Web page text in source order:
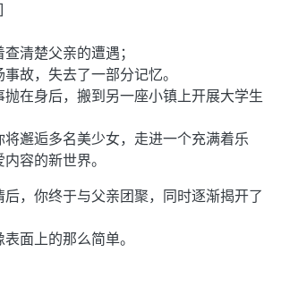
清楚父亲的遭遇；
故，失去了一部分记忆。
在身后，搬到另一座小镇上开展大学生
将邂逅多名美少女，走进一个充满着乐
容的新世界。
，你终于与父亲团聚，同时逐渐揭开了
面上的那么简单。